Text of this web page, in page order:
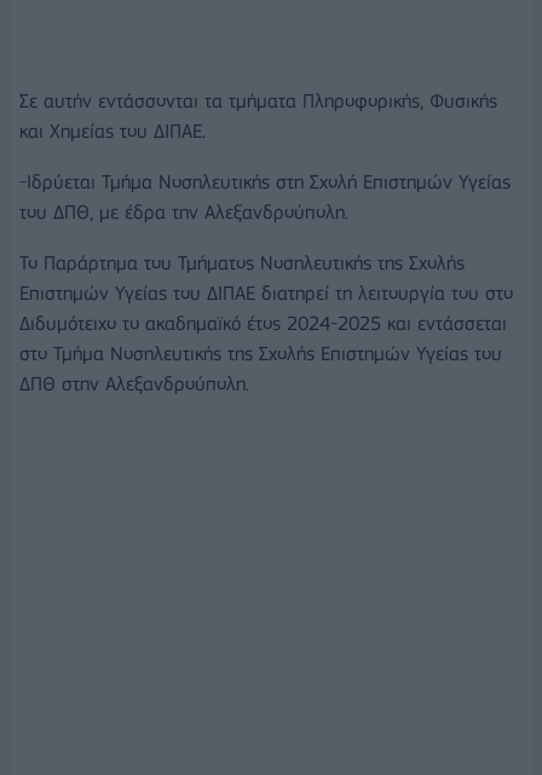
Σε αυτήν εντάσσονται τα τμήματα Πληροφορικής, Φυσικής
και Χημείας του ΔΙΠΑΕ.
-Ιδρύεται Τμήμα Νοσηλευτικής στη Σχολή Επιστημών Υγείας
του ΔΠΘ, με έδρα την Αλεξανδρούπολη.
Το Παράρτημα του Τμήματος Νοσηλευτικής της Σχολής
Επιστημών Υγείας του ΔΙΠΑΕ διατηρεί τη λειτουργία του στο
Διδυμότειχο το ακαδημαϊκό έτος 2024-2025 και εντάσσεται
στο Τμήμα Νοσηλευτικής της Σχολής Επιστημών Υγείας του
ΔΠΘ στην Αλεξανδρούπολη.